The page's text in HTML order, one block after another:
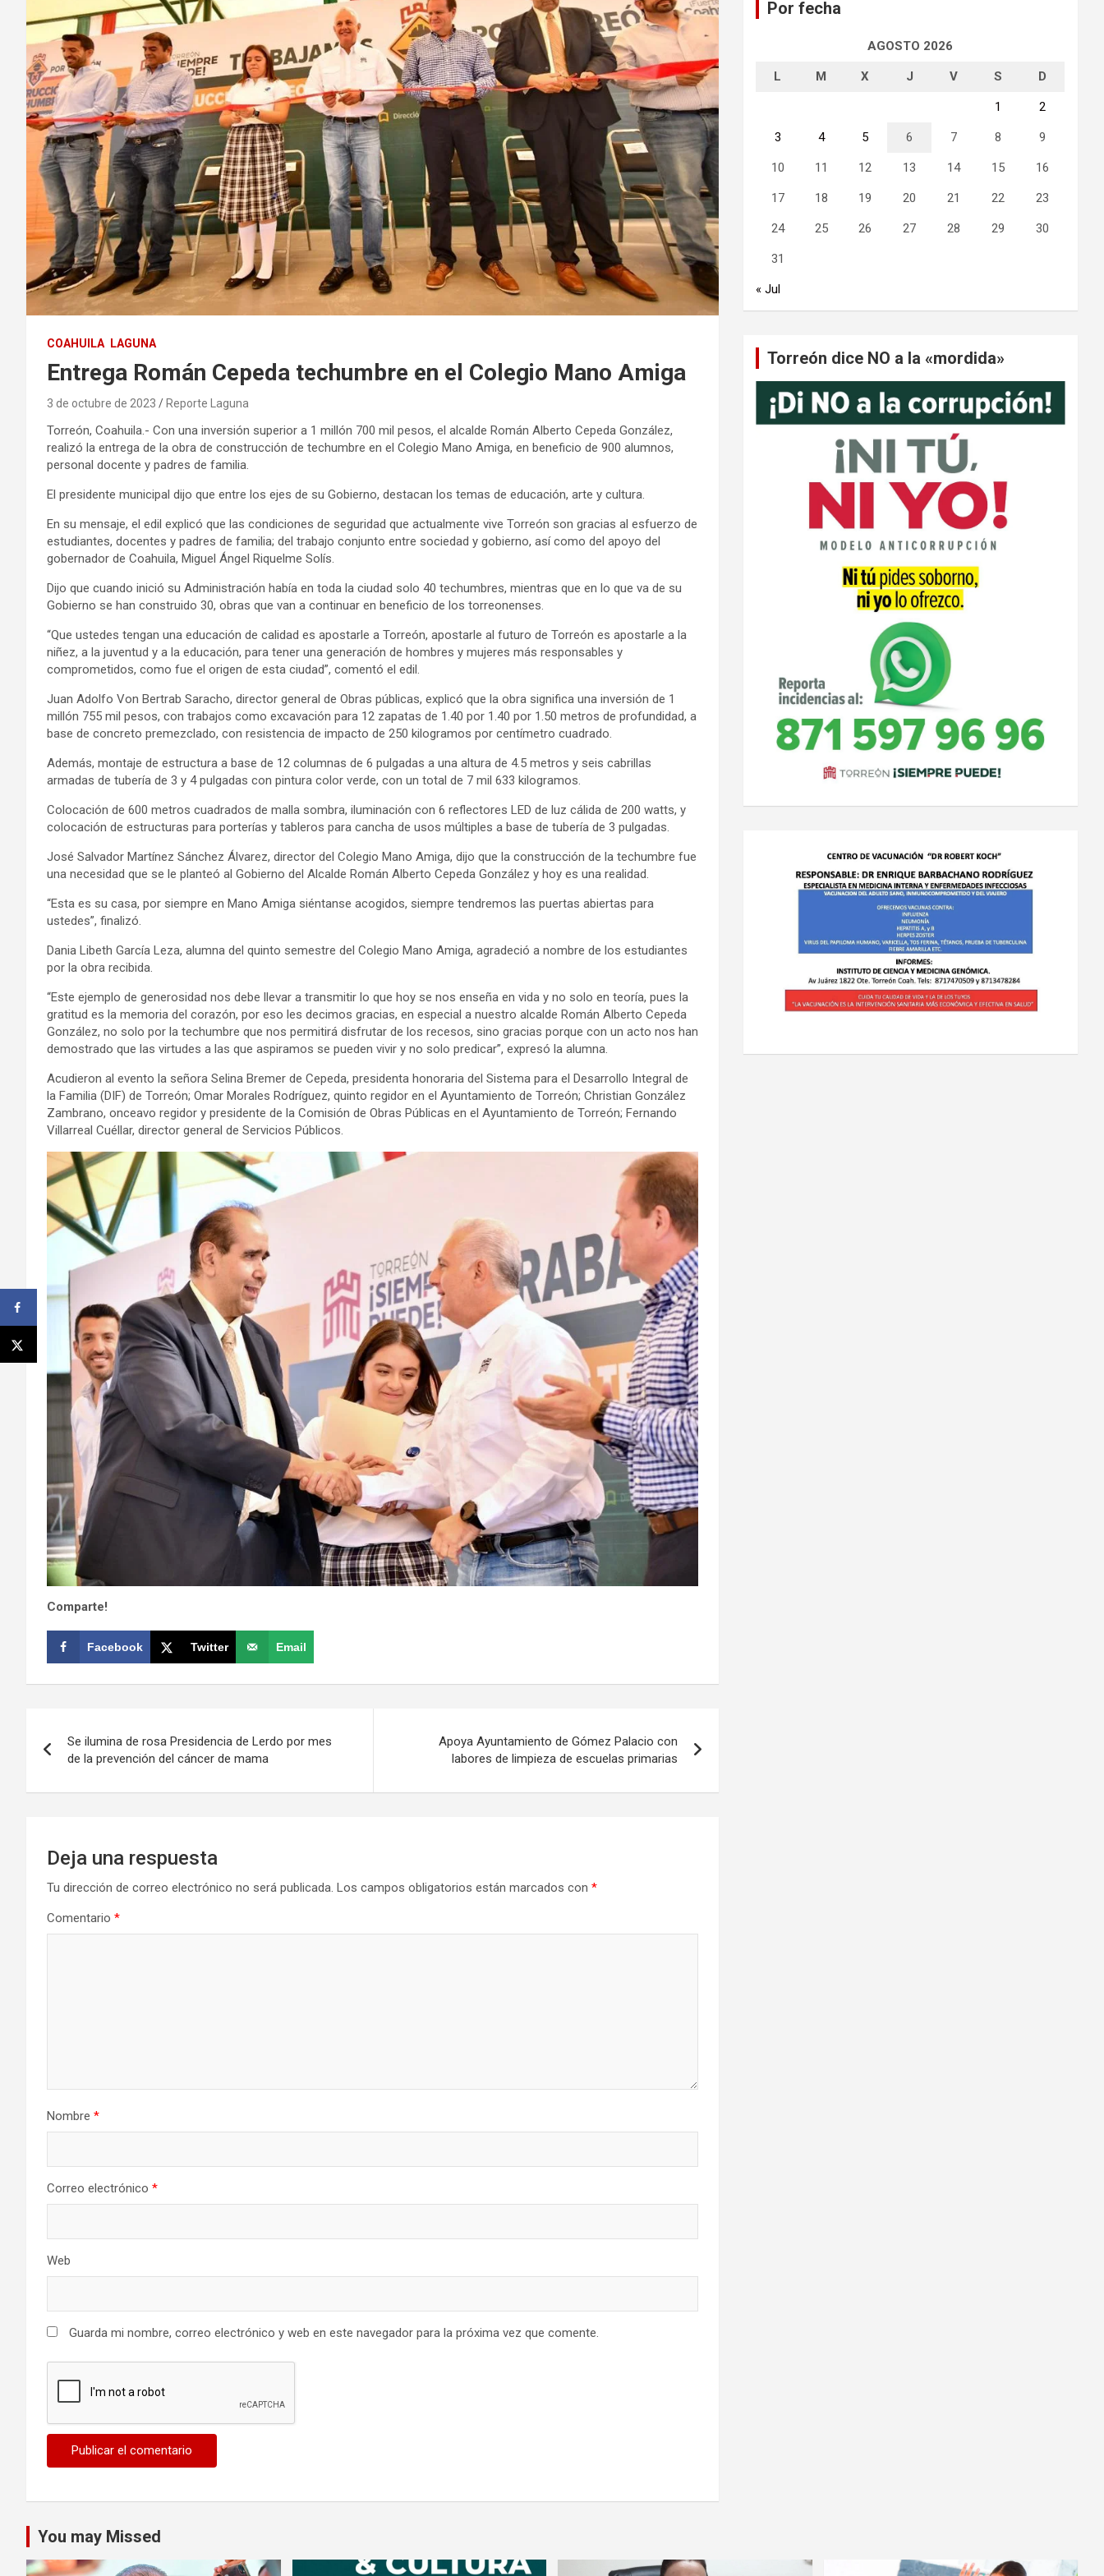
COAHUILA LAGUNA
Entrega Román Cepeda techumbre en el Colegio Mano Amiga
3 de octubre de 2023 Reporte Laguna
Torreón, Coahuila.- Con una inversión superior a 1 millón 700 mil pesos, el alcalde Román Alberto Cepeda González,
realizó la entrega de la obra de construcción de techumbre en el Colegio Mano Amiga, en beneficio de 900 alumnos,
personal docente y padres de familia.
El presidente municipal dijo que entre los ejes de su Gobierno, destacan los temas de educación, arte y cultura.
En su mensaje, el edil explicó que las condiciones de seguridad que actualmente vive Torreón son gracias al esfuerzo de
estudiantes, docentes y padres de familia; del trabajo conjunto entre sociedad y gobierno, así como del apoyo del
gobernador de Coahuila, Miguel Ángel Riquelme Solís.
Dijo que cuando inició su Administración había en toda la ciudad solo 40 techumbres, mientras que en lo que va de su
Gobierno se han construido 30, obras que van a continuar en beneficio de los torreonenses.
“Que ustedes tengan una educación de calidad es apostarle a Torreón, apostarle al futuro de Torreón es apostarle a la
niñez, a la juventud y a la educación, para tener una generación de hombres y mujeres más responsables y
comprometidos, como fue el origen de esta ciudad”, comentó el edil.
Juan Adolfo Von Bertrab Saracho, director general de Obras públicas, explicó que la obra significa una inversión de 1
millón 755 mil pesos, con trabajos como excavación para 12 zapatas de 1.40 por 1.40 por 1.50 metros de profundidad, a
base de concreto premezclado, con resistencia de impacto de 250 kilogramos por centímetro cuadrado.
Además, montaje de estructura a base de 12 columnas de 6 pulgadas a una altura de 4.5 metros y seis cabrillas
armadas de tubería de 3 y 4 pulgadas con pintura color verde, con un total de 7 mil 633 kilogramos.
Colocación de 600 metros cuadrados de malla sombra, iluminación con 6 reflectores LED de luz cálida de 200 watts, y
colocación de estructuras para porterías y tableros para cancha de usos múltiples a base de tubería de 3 pulgadas.
José Salvador Martínez Sánchez Álvarez, director del Colegio Mano Amiga, dijo que la construcción de la techumbre fue
una necesidad que se le planteó al Gobierno del Alcalde Román Alberto Cepeda González y hoy es una realidad.
“Esta es su casa, por siempre en Mano Amiga siéntanse acogidos, siempre tendremos las puertas abiertas para
ustedes”, finalizó.
Dania Libeth García Leza, alumna del quinto semestre del Colegio Mano Amiga, agradeció a nombre de los estudiantes
por la obra recibida.
“Este ejemplo de generosidad nos debe llevar a transmitir lo que hoy se nos enseña en vida y no solo en teoría, pues la
gratitud es la memoria del corazón, por eso les decimos gracias, en especial a nuestro alcalde Román Alberto Cepeda
González, no solo por la techumbre que nos permitirá disfrutar de los recesos, sino gracias porque con un acto nos han
demostrado que las virtudes a las que aspiramos se pueden vivir y no solo predicar”, expresó la alumna.
Acudieron al evento la señora Selina Bremer de Cepeda, presidenta honoraria del Sistema para el Desarrollo Integral de
la Familia (DIF) de Torreón; Omar Morales Rodríguez, quinto regidor en el Ayuntamiento de Torreón; Christian González
Zambrano, onceavo regidor y presidente de la Comisión de Obras Públicas en el Ayuntamiento de Torreón; Fernando
Villarreal Cuéllar, director general de Servicios Públicos.
Comparte!
Facebook Twitter Email
de
entradas
Se ilumina de rosa Presidencia de Lerdo por mes
de la prevención del cáncer de mama
Apoya Ayuntamiento de Gómez Palacio con
labores de limpieza de escuelas primarias
Deja una respuesta
Tu dirección de correo electrónico no será publicada. Los campos obligatorios están marcados con *
Comentario *
Nombre *
Correo electrónico *
Web
Guarda mi nombre, correo electrónico y web en este navegador para la próxima vez que comente.
Por fecha
AGOSTO 2026
L M X J V S D
1 2
3 4 5 6 7 8 9
10 11 12 13 14 15 16
17 18 19 20 21 22 23
24 25 26 27 28 29 30
31
« Jul
Torreón dice NO a la «mordida»
You may Missed